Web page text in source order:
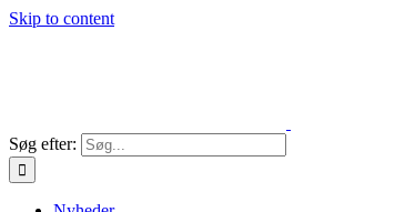
Skip to content
Søg efter: